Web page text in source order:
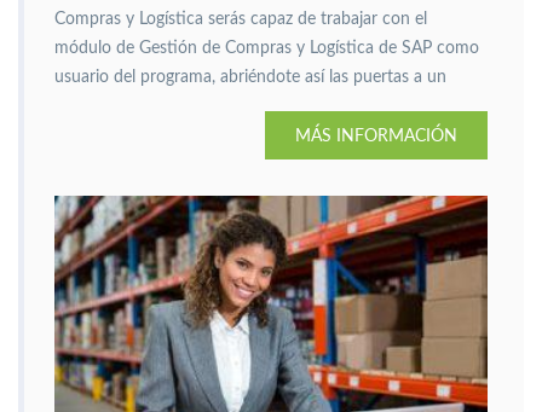
Compras y Logística serás capaz de trabajar con el
módulo de Gestión de Compras y Logística de SAP como
usuario del programa, abriéndote así las puertas a un
MÁS INFORMACIÓN